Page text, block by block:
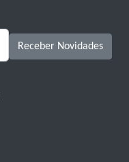
Receber Novidades